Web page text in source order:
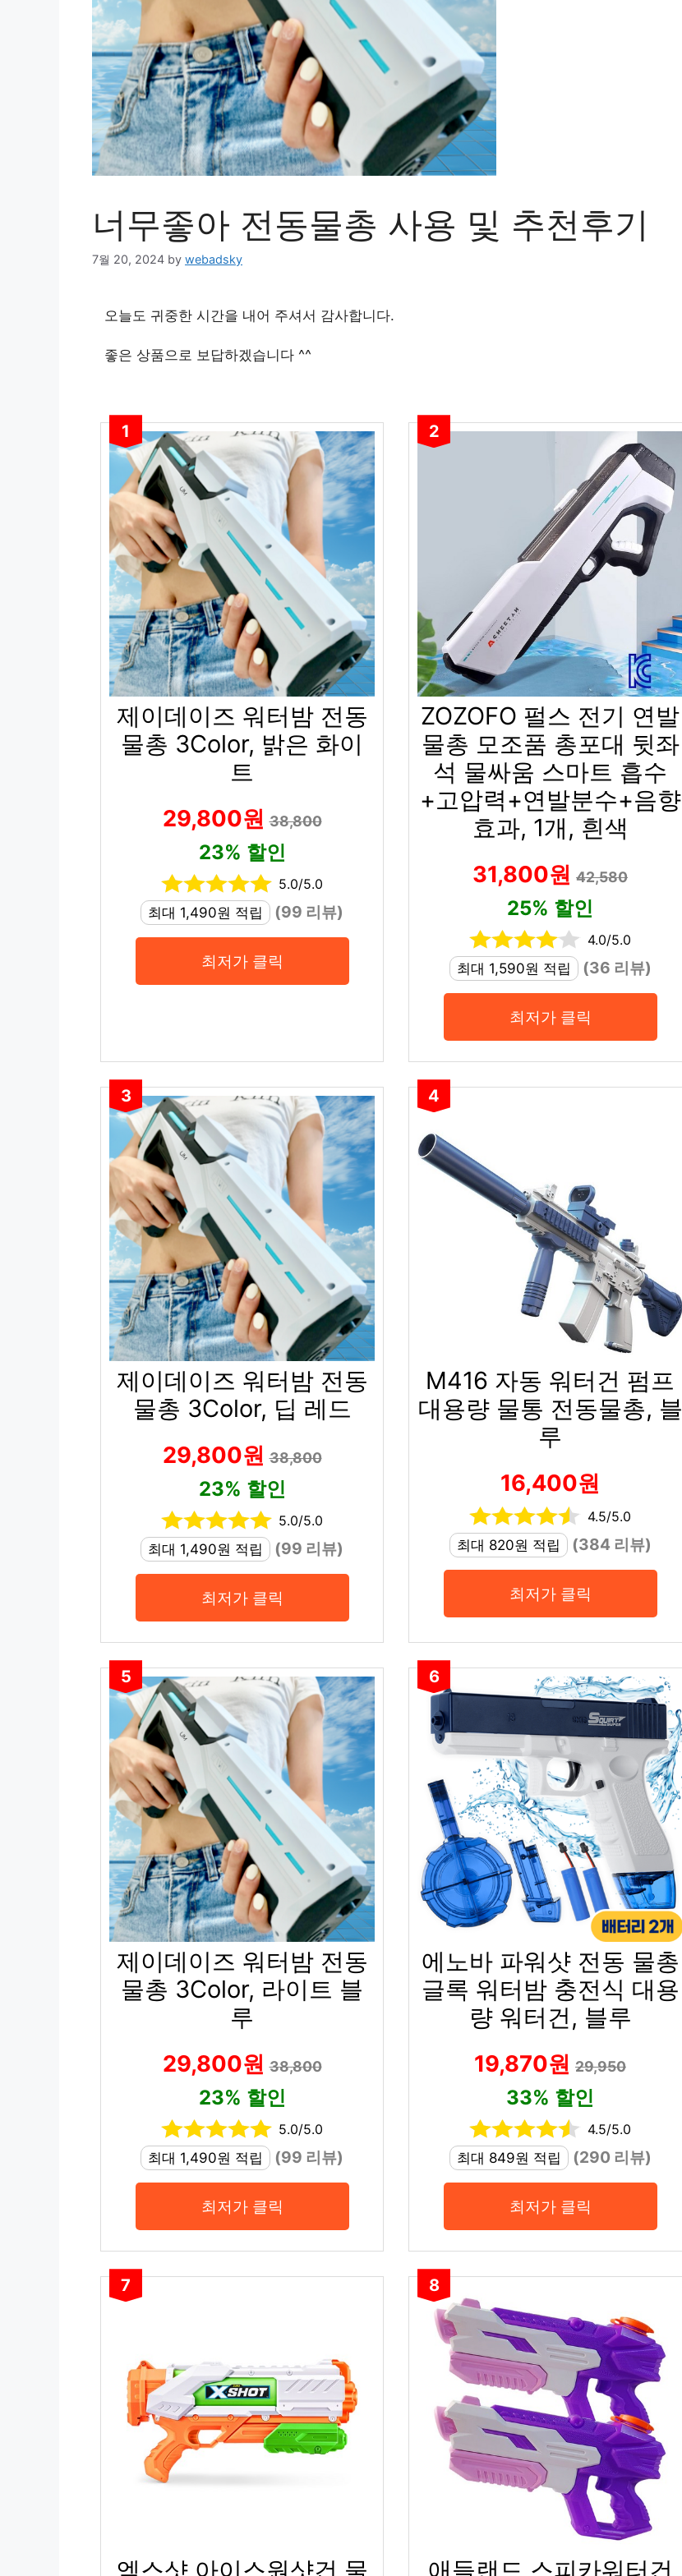
너무좋아 전동물총 사용 및 추천후기
7월 20, 2024 by webadsky
오늘도 귀중한 시간을 내어 주셔서 감사합니다.
좋은 상품으로 보답하겠습니다 ^^
1
제이데이즈 워터밤 전동
물총 3Color, 밝은 화이
트
29,800원38,800
23% 할인
5.0/5.0
최대 1,490원 적립
(99 리뷰)
최저가 클릭
2
ZOZOFO 펄스 전기 연발
물총 모조품 총포대 뒷좌
석 물싸움 스마트 흡수
+고압력+연발분수+음향
효과, 1개, 흰색
31,800원 42,580
25% 할인
4.0/5.0
최대 1,590원 적립
(36 리뷰)
최저가 클릭
3
제이데이즈 워터밤 전동
물총 3Color, 딥 레드
29,800원38,800
23% 할인
5.0/5.0
최대 1,490원 적립
(99 리뷰)
최저가 클릭
4
M416 자동 워터건 펌프
대용량 물통 전동물총, 블
루
16,400원
4.5/5.0
최대 820원 적립
(384 리뷰)
최저가 클릭
5
제이데이즈 워터밤 전동
물총 3Color, 라이트 블
루
29,800원38,800
23% 할인
5.0/5.0
최대 1,490원 적립
(99 리뷰)
최저가 클릭
6
에노바 파워샷 전동 물총
글록 워터밤 충전식 대용
량 워터건, 블루
19,870원 29,950
33% 할인
4.5/5.0
최대 849원 적립
(290 리뷰)
최저가 클릭
7
엑스샷 아이스원샷건 물
8
애들랜드 스피카워터건